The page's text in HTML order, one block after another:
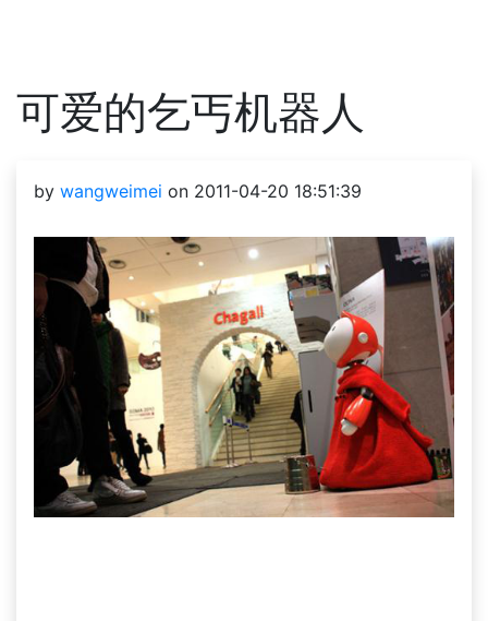
可爱的乞丐机器人
by wangweimei on 2011-04-20 18:51:39